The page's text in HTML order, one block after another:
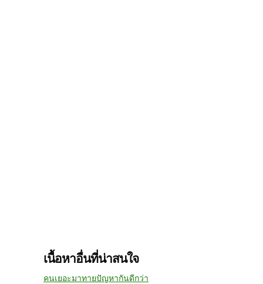
เนื้อหาอื่นที่น่าสนใจ
คนเยอะมาทายปัญหากันดีกว่า